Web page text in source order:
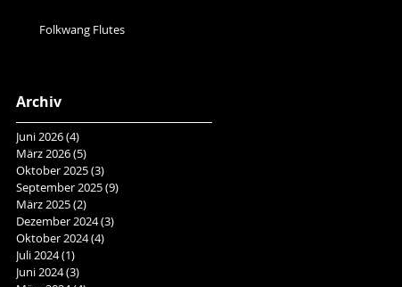
Folkwang Flutes
Archiv
Juni 2026(4)
März 2026(5)
Oktober 2025(3)
September 2025(9)
März 2025(2)
Dezember 2024(3)
Oktober 2024(4)
Juli 2024(1)
Juni 2024(3)